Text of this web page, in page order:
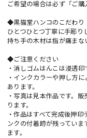
ご希望の場合は必ず「ご購
◆黒猫堂ハンコのこだわり
ひとつひとつ丁寧に手彫り
持ち手の木材は指が痛まな
◆ご注意ください
・消しゴムはんこは浸透
・インクカラーや押し方
あります。
・写真は見本作品です。
ります。
・作品はすべて完成後押
ンクの付着跡が残ってい
ます。